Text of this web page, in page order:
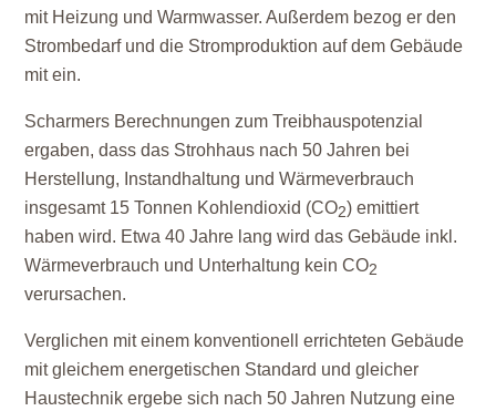
mit Heizung und Warmwasser. Außerdem bezog er den
Strombedarf und die Stromproduktion auf dem Gebäude
mit ein.
Scharmers Berechnungen zum Treibhauspotenzial
ergaben, dass das Strohhaus nach 50 Jahren bei
Herstellung, Instandhaltung und Wärmeverbrauch
insgesamt 15 Tonnen Kohlendioxid (CO2) emittiert
haben wird. Etwa 40 Jahre lang wird das Gebäude inkl.
Wärmeverbrauch und Unterhaltung kein CO2
verursachen.
Verglichen mit einem konventionell errichteten Gebäude
mit gleichem energetischen Standard und gleicher
Haustechnik ergebe sich nach 50 Jahren Nutzung eine